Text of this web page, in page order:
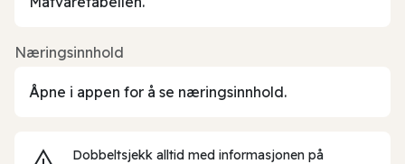
Næringsinnhold
Åpne i appen for å se næringsinnhold.
Dobbeltsjekk alltid med informasjonen på